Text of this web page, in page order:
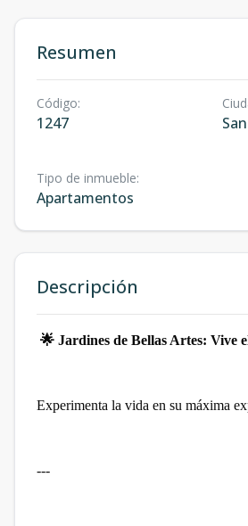
Resumen
Código:
1247
Tipo de inmueble:
Apartamentos
Descripción
🌟 Jardines de Bellas Artes: Vive
Experimenta la vida en su máxima
---